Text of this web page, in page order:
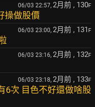
06/03 22:57, 2月前 , 130F
操做股價
06/03 23:00, 2月前 , 131 F
06/03 23:16, 2月前 , 132F
06/03 23:18, 2月前 , 133F
6次 目色不好還做啥股